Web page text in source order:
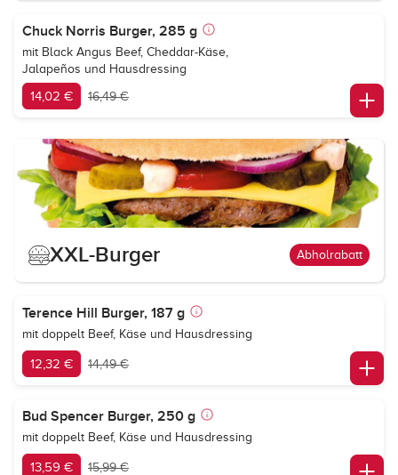
Chuck Norris Burger, 285 g
mit Black Angus Beef, Cheddar-Käse,
Jalapeños und Hausdressing
14,02 € 16,49 €
XXL-Burger Abholrabatt
Terence Hill Burger, 187 g
mit doppelt Beef, Käse und Hausdressing
12,32 € 14,49 €
Bud Spencer Burger, 250 g
mit doppelt Beef, Käse und Hausdressing
13,59 € 15,99 €